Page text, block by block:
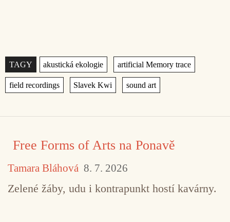
Štítky
Free Forms of Arts na Ponavě
Tamara Bláhová 8. 7. 2026
Zelené žáby, udu i kontrapunkt hostí kavárny.